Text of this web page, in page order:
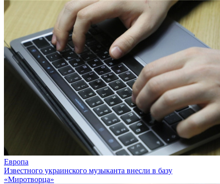
Европа
Известного украинского музыканта внесли в базу
«Миротворца»